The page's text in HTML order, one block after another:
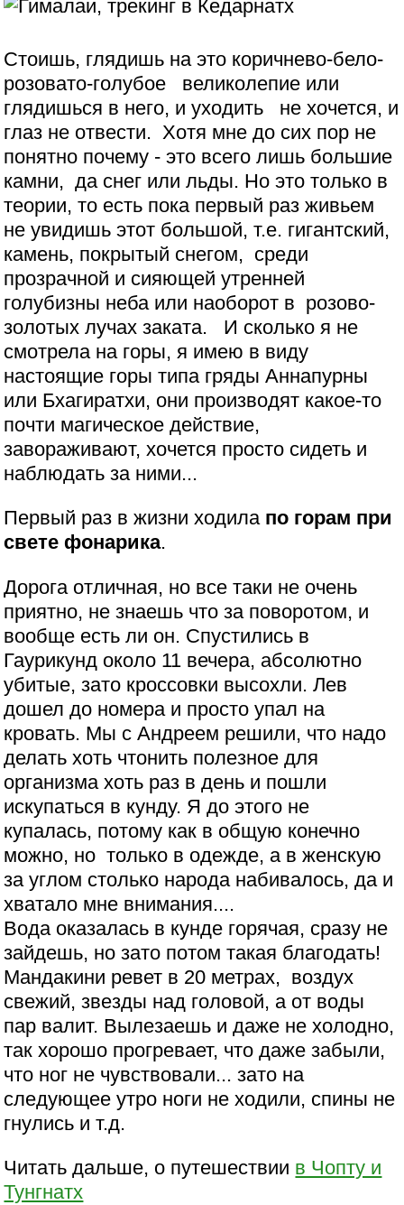
Стоишь, глядишь на это коричнево-бело-
розовато-голубое великолепие или
глядишься в него, и уходить не хочется, и
глаз не отвести. Хотя мне до сих пор не
понятно почему - это всего лишь большие
камни, да снег или льды. Но это только в
теории, то есть пока первый раз живьем
не увидишь этот большой, т.е. гигантский,
камень, покрытый снегом, среди
прозрачной и сияющей утренней
голубизны неба или наоборот в розово-
золотых лучах заката. И сколько я не
смотрела на горы, я имею в виду
настоящие горы типа гряды Аннапурны
или Бхагиратхи, они производят какое-то
почти магическое действие,
завораживают, хочется просто сидеть и
наблюдать за ними...
Первый раз в жизни ходила по горам при
свете фонарика.
Дорога отличная, но все таки не очень
приятно, не знаешь что за поворотом, и
вообще есть ли он. Спустились в
Гаурикунд около 11 вечера, абсолютно
убитые, зато кроссовки высохли. Лев
дошел до номера и просто упал на
кровать. Мы с Андреем решили, что надо
делать хоть чтонить полезное для
организма хоть раз в день и пошли
искупаться в кунду. Я до этого не
купалась, потому как в общую конечно
можно, но только в одежде, а в женскую
за углом столько народа набивалось, да и
хватало мне внимания....
Вода оказалась в кунде горячая, сразу не
зайдешь, но зато потом такая благодать!
Мандакини ревет в 20 метрах, воздух
свежий, звезды над головой, а от воды
пар валит. Вылезаешь и даже не холодно,
так хорошо прогревает, что даже забыли,
что ног не чувствовали... зато на
следующее утро ноги не ходили, спины не
гнулись и т.д.
Читать дальше, о путешествии в Чопту и
Тунгнатх